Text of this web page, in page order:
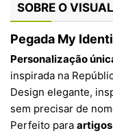
SOBRE O VISUAL
Pegada My
Personalização
inspirada na
Design elegante,
sem precisar de
Perfeito para